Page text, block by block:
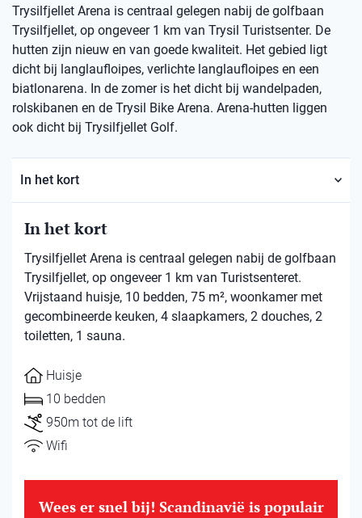
Trysilfjellet Arena is centraal gelegen nabij de golfbaan
Trysilfjellet, op ongeveer 1 km van Trysil Turistsenter. De
hutten zijn nieuw en van goede kwaliteit. Het gebied ligt
dicht bij langlaufloipes, verlichte langlaufloipes en een
biatlonarena. In de zomer is het dicht bij wandelpaden,
rolskibanen en de Trysil Bike Arena. Arena-hutten liggen
ook dicht bij Trysilfjellet Golf.
In het kort
In het kort
Trysilfjellet Arena is centraal gelegen nabij de golfbaan
Trysilfjellet, op ongeveer 1 km van Turistsenteret.
Vrijstaand huisje, 10 bedden, 75 m², woonkamer met
gecombineerde keuken, 4 slaapkamers, 2 douches, 2
toiletten, 1 sauna.
Huisje
10 bedden
950m tot de lift
Wifi
Wees er snel bij! Scandinavië is populair